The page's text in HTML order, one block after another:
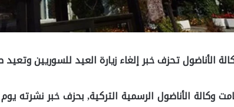
الأناضول تحزف خبر إلغاء زيارة العيد للسوريين وتعيد
وكالة الأناضول الرسمية التركية, بحزف خبر نشرته